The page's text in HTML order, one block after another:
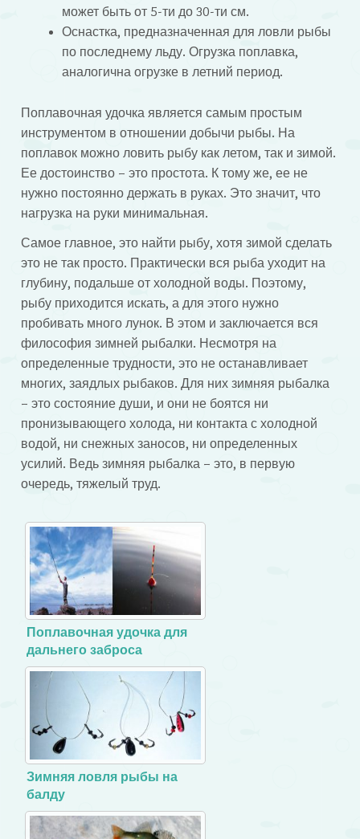
может быть от 5-ти до 30-ти см.
Оснастка, предназначенная для ловли рыбы
по последнему льду. Огрузка поплавка,
аналогична огрузке в летний период.
Поплавочная удочка является самым простым
инструментом в отношении добычи рыбы. На
поплавок можно ловить рыбу как летом, так и зимой.
Ее достоинство – это простота. К тому же, ее не
нужно постоянно держать в руках. Это значит, что
нагрузка на руки минимальная.
Самое главное, это найти рыбу, хотя зимой сделать
это не так просто. Практически вся рыба уходит на
глубину, подальше от холодной воды. Поэтому,
рыбу приходится искать, а для этого нужно
пробивать много лунок. В этом и заключается вся
философия зимней рыбалки. Несмотря на
определенные трудности, это не останавливает
многих, заядлых рыбаков. Для них зимняя рыбалка
– это состояние души, и они не боятся ни
пронизывающего холода, ни контакта с холодной
водой, ни снежных заносов, ни определенных
усилий. Ведь зимняя рыбалка – это, в первую
очередь, тяжелый труд.
Поплавочная удочка для
дальнего заброса
Зимняя ловля рыбы на
балду